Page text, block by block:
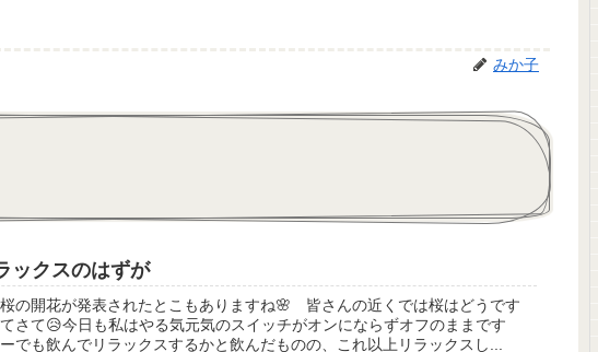
みか子
ックスのはずが
の開花が発表されたとこもありますね🌸 皆さんの近くでは桜はどうです
て😥今日も私はやる気元気のスイッチがオンにならずオフのままです
も飲んでリラックスするかと飲んだものの、これ以上リラックスし...